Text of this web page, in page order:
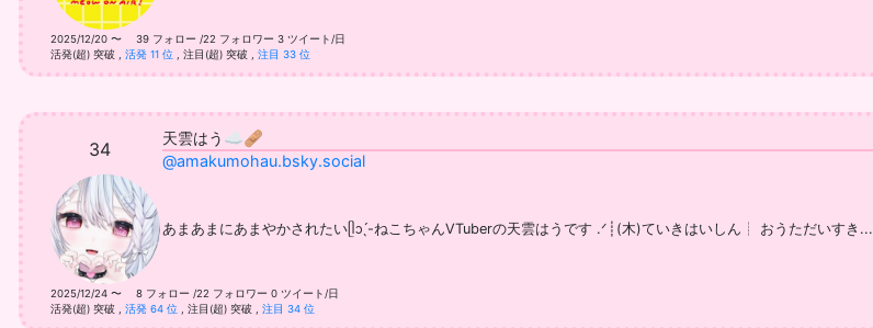
2025/12/20 〜 39 フォロー /22 フォロワー 3 ツイート/日
活発(超) 突破
活発 11 位 注目(超) 突破 注目 33 位
34
天雲はう☁️🩹
@amakumohau.bsky.social
あまあまにあまやかされたいᥫᩣ ̖́-ねこちゃんVTuberの天雲はうです .ᐟ┊(木)ていきはいしん┊ おうただいすき...
2025/12/24 〜 8 フォロー /22 フォロワー 0 ツイート/日
活発(超) 突破
活発 64 位 注目(超) 突破 注目 34 位